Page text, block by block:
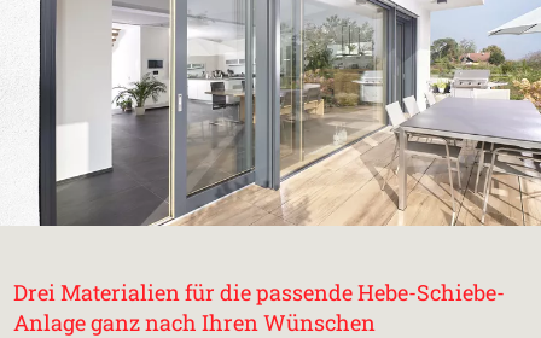
Drei Materialien für die passende Hebe-Schiebe-
Anlage ganz nach Ihren Wünschen